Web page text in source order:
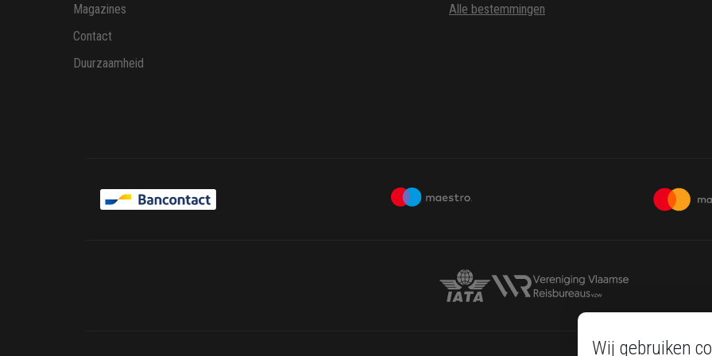
Wij gebruiken
Magazines
Contact
Duurzaamheid
Alle bestemmingen